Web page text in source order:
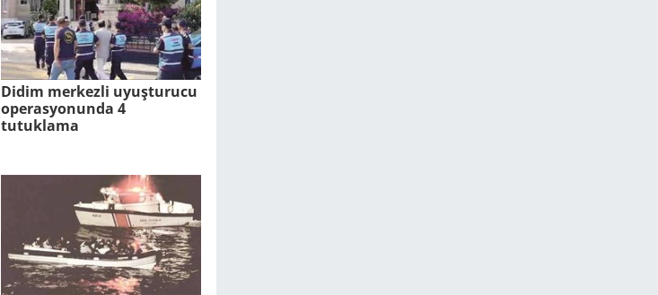
Didim merkezli uyuşturucu
operasyonunda 4
tutuklama